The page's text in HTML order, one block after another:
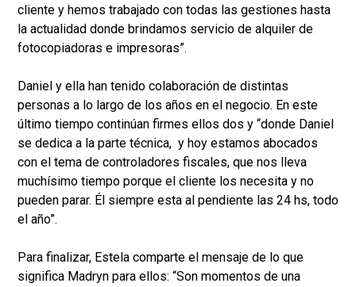
cliente y hemos trabajado con todas las gestiones hasta
la actualidad donde brindamos servicio de alquiler de
fotocopiadoras e impresoras”.
Daniel y ella han tenido colaboración de distintas
personas a lo largo de los años en el negocio. En este
último tiempo continúan firmes ellos dos y “donde Daniel
se dedica a la parte técnica, y hoy estamos abocados
con el tema de controladores fiscales, que nos lleva
muchísimo tiempo porque el cliente los necesita y no
pueden parar. Él siempre esta al pendiente las 24 hs, todo
el año”.
Para finalizar, Estela comparte el mensaje de lo que
significa Madryn para ellos: “Son momentos de una